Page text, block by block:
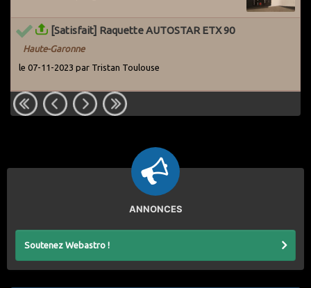
[Satisfait] Raquette AUTOSTAR ETX 90
Haute-Garonne
le 07-11-2023 par Tristan Toulouse
ANNONCES
Soutenez Webastro !